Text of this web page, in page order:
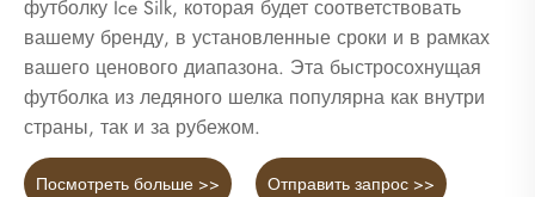
футболку Ice Silk, которая будет соответствовать
вашему бренду, в установленные сроки и в рамках
вашего ценового диапазона. Эта быстросохнущая
футболка из ледяного шелка популярна как внутри
страны, так и за рубежом.
Посмотреть больше >> Отправить запрос >>